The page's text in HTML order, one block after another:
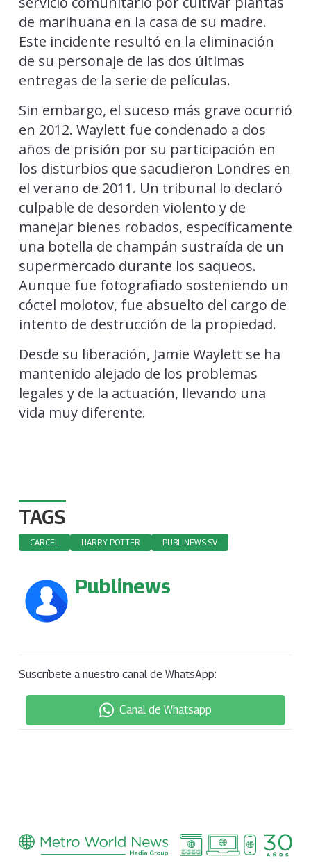
de marihuana en la casa de su madre.
Este incidente resultó en la eliminación
de su personaje de las dos últimas
entregas de la serie de películas.
Sin embargo, el suceso más grave ocurrió
en 2012. Waylett fue condenado a dos
años de prisión por su participación en
los disturbios que sacudieron Londres en
el verano de 2011. Un tribunal lo declaró
culpable de desorden violento y de
manejar bienes robados, específicamente
una botella de champán sustraída de un
supermercado durante los saqueos.
Aunque fue fotografiado sosteniendo un
cóctel molotov, fue absuelto del cargo de
intento de destrucción de la propiedad.
Desde su liberación, Jamie Waylett se ha
mantenido alejado de los problemas
legales y de la actuación, llevando una
vida muy diferente.
TAGS
CARCEL HARRY POTTER PUBLINEWS.SV
Publinews
Suscríbete a nuestro canal de WhatsApp:
Canal de Whatsapp